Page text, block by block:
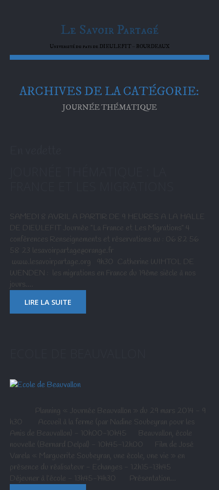
Le Savoir Partagé
Université du pays de DIEULEFIT – BOURDEAUX
ARCHIVES DE LA CATÉGORIE:
JOURNÉE THÉMATIQUE
SAMEDI 8 AVRIL A PARTIR DE 9 HEURES A LA HALLE
DE DIEULEFIT Journée "La France et Les Migrations" 4
conférences Renseignements et réservations au : 06 82 56
58 23 lesavoirpartage@orange.fr
www.lesavoirpartage.org 9h30 Catherine WIHTOL DE
WENDEN : les migrations en France du 19ème siècle à nos
jours.…
LIRE LA SUITE
Planning « Journée Beauvallon » du 29 mars 2014 - 9
h30 Accueil à la ferme (par Nadine Soubeyran pour les
Amis de Beauvallon) - 10h00-10h45 Beauvallon, école
nouvelle (Bernard Delpal) - 10h45-12h00 Film de José
Varela « Marguerite Soubeyran, une école, une vie » en
présence du réalisateur - Echanges - 12h15-13h45
Déjeuner à l’école - 13h45-14h30 Présentation…